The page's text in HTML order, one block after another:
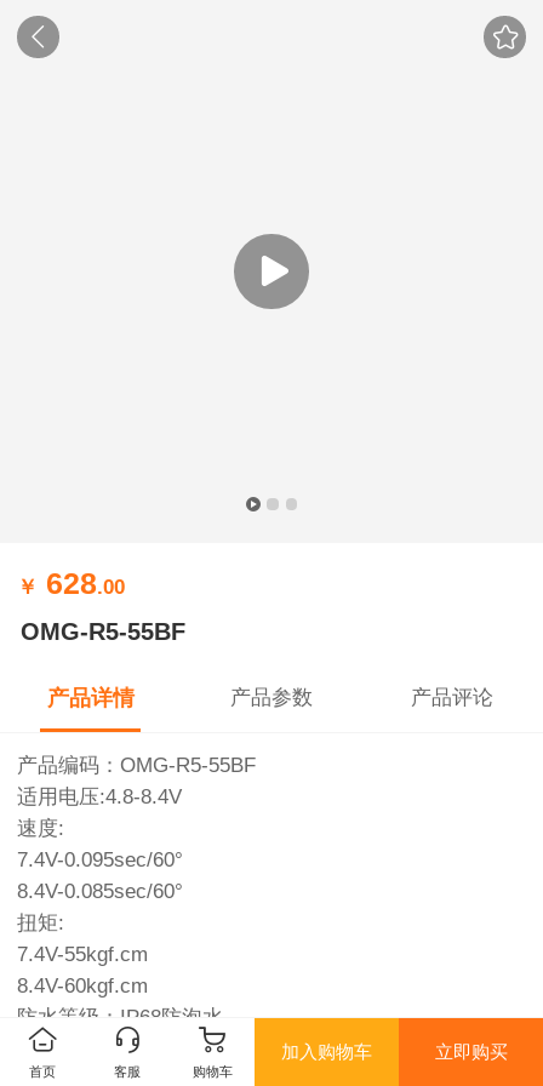
￥ 628.00
OMG-R5-55BF
产品详情 产品参数 产品评论
产品编码：OMG-R5-55BF
适用电压:4.8-8.4V
速度:
7.4V-0.095sec/60°
8.4V-0.085sec/60°
扭矩:
7.4V-55kgf.cm
8.4V-60kgf.cm
防水等级：IP68防泡水
齿轮: 不锈钢/25T/Φ5.9
外壳：全金属
首页 客服 购物车
加入购物车 立即购买